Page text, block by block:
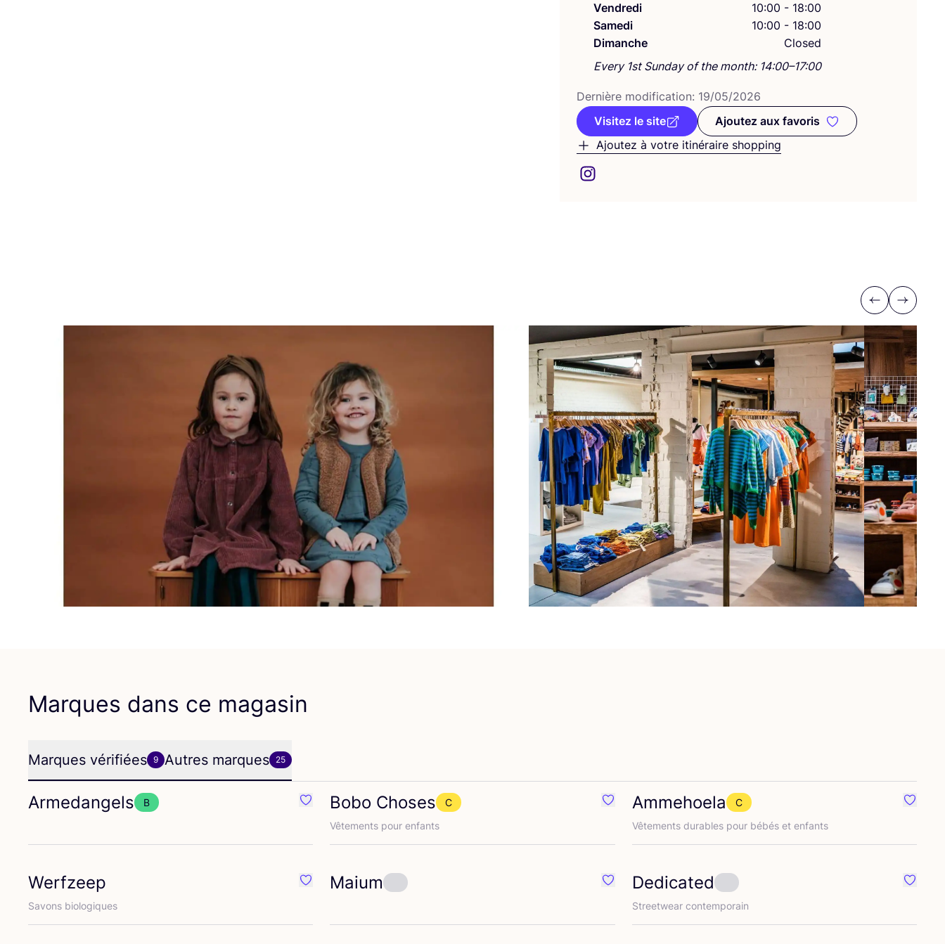
Vendredi
10:00 - 18:00
Samedi
10:00 - 18:00
Dimanche
Closed
Every 1st Sunday of the month: 14:00–17:00
Der­nière modi­fi­ca­tion: 19/05/2026
Visitez le site
Ajoutez aux favoris
Ajoutez aux favoris
Ajoutez à votre itinéraire shopping
Previous
Next
Marques dans ce magasin
Marques vérifiées 9 Autres marques 25
Armedangels B Préféré {nom}
Bobo Choses
C
Vête­ments pour enfants
Préféré {nom}
Ammehoela
C
Vête­ments durables pour bébés et enfants
Werfzeep
Savons bio­lo­giques
Préféré {nom}
Maium Préféré {nom}
Dedicated
Street­wear contemporain